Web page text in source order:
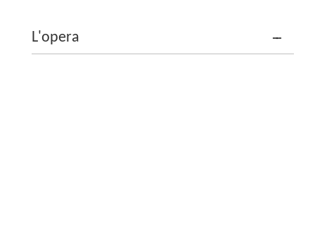
L'opera